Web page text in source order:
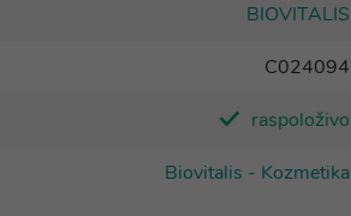
BIOVITALIS
C024094
raspoloživo
Biovitalis - Kozmetika